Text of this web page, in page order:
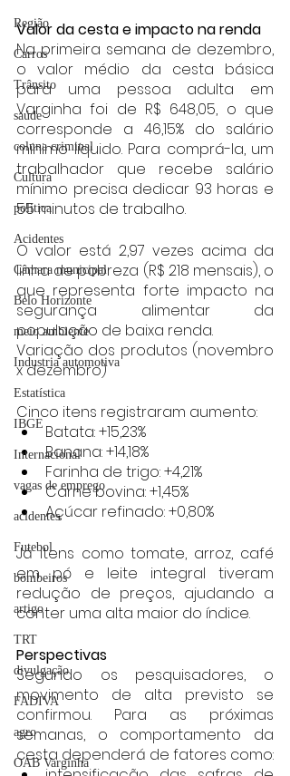
Região
Carros
Trânsito
saúde
coluna criminal
Cultura
politica
Acidentes
Câmara municipal
Belo Horizonte
meio ambiente
Industria automotiva
Estatística
IBGE
Internacional
vagas de emprego
acidentes
Futebol
bombeiros
artigo
TRT
divulgação
FADIVA
agro
OAB Varginha
Valor da cesta e impacto na renda
Na primeira semana de dezembro,
o valor médio da cesta básica
para uma pessoa adulta em
Varginha foi de R$ 648,05, o que
corresponde a 46,15% do salário
mínimo líquido. Para comprá-la, um
trabalhador que recebe salário
mínimo precisa dedicar 93 horas e
55 minutos de trabalho.
O valor está 2,97 vezes acima da
linha de pobreza (R$ 218 mensais), o
que representa forte impacto na
segurança alimentar da
população de baixa renda.
Variação dos produtos (novembro
x dezembro)
Cinco itens registraram aumento:
Batata: +15,23%
Banana: +14,18%
Farinha de trigo: +4,21%
Carne bovina: +1,45%
Açúcar refinado: +0,80%
Já itens como tomate, arroz, café
em pó e leite integral tiveram
redução de preços, ajudando a
conter uma alta maior do índice.
Perspectivas
Segundo os pesquisadores, o
movimento de alta previsto se
confirmou. Para as próximas
semanas, o comportamento da
cesta dependerá de fatores como: